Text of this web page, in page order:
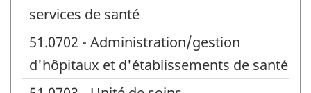
services de santé
51.0702 - Administration/gestion
d'hôpitaux et d'établissements de santé